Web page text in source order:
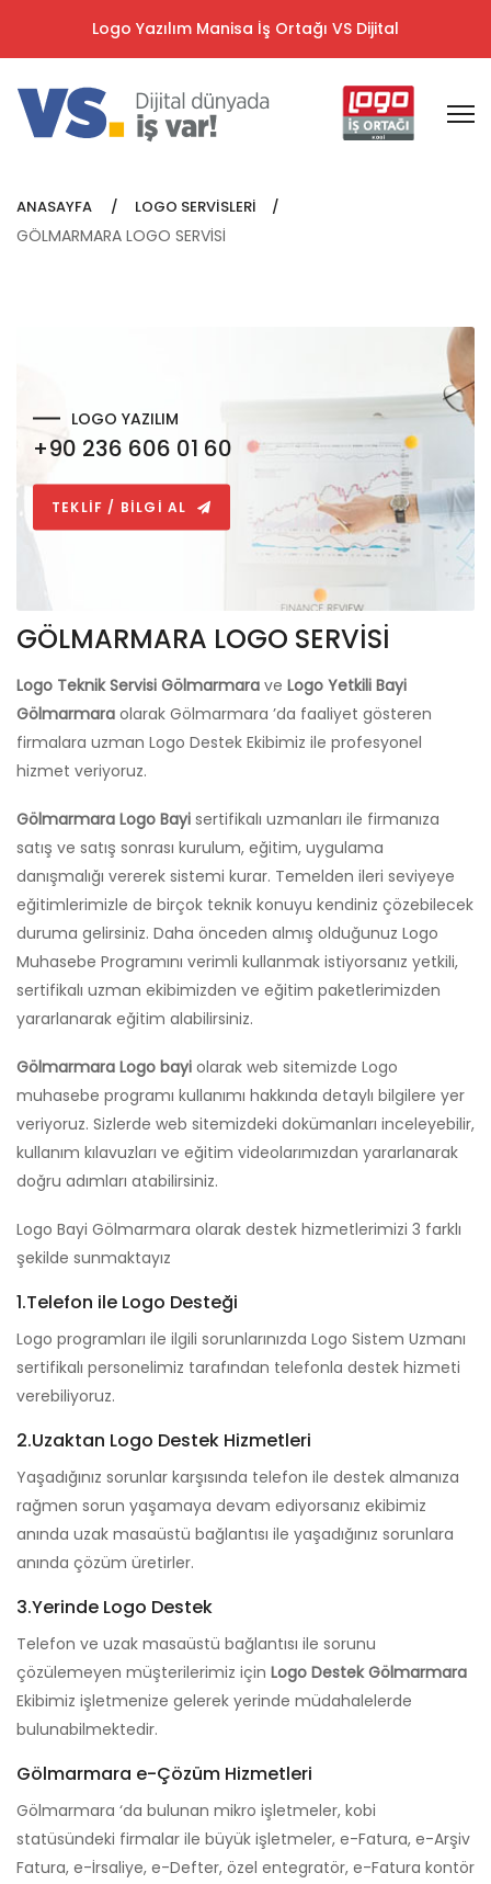
Logo Yazılım Manisa İş Ortağı VS Dijital
ANASAYFA LOGO SERVİSLERİ
GÖLMARMARA LOGO SERVİSİ
LOGO YAZILIM
+90 236 606 01 60
TEKLİF / BİLGİ AL
GÖLMARMARA LOGO SERVİSİ
Logo Teknik Servisi Gölmarmara ve Logo Yetkili Bayi
Gölmarmara olarak Gölmarmara ’da faaliyet gösteren
firmalara uzman Logo Destek Ekibimiz ile profesyonel
hizmet veriyoruz.
Gölmarmara Logo Bayi sertifikalı uzmanları ile firmanıza
satış ve satış sonrası kurulum, eğitim, uygulama
danışmalığı vererek sistemi kurar. Temelden ileri seviyeye
eğitimlerimizle de birçok teknik konuyu kendiniz çözebilecek
duruma gelirsiniz. Daha önceden almış olduğunuz Logo
Muhasebe Programını verimli kullanmak istiyorsanız yetkili,
sertifikalı uzman ekibimizden ve eğitim paketlerimizden
yararlanarak eğitim alabilirsiniz.
Gölmarmara Logo bayi olarak web sitemizde Logo
muhasebe programı kullanımı hakkında detaylı bilgilere yer
veriyoruz. Sizlerde web sitemizdeki dokümanları inceleyebilir,
kullanım kılavuzları ve eğitim videolarımızdan yararlanarak
doğru adımları atabilirsiniz.
Logo Bayi Gölmarmara olarak destek hizmetlerimizi 3 farklı
şekilde sunmaktayız
1.Telefon ile Logo Desteği
Logo programları ile ilgili sorunlarınızda Logo Sistem Uzmanı
sertifikalı personelimiz tarafından telefonla destek hizmeti
verebiliyoruz.
2.Uzaktan Logo Destek Hizmetleri
Yaşadığınız sorunlar karşısında telefon ile destek almanıza
rağmen sorun yaşamaya devam ediyorsanız ekibimiz
anında uzak masaüstü bağlantısı ile yaşadığınız sorunlara
anında çözüm üretirler.
3.Yerinde Logo Destek
Telefon ve uzak masaüstü bağlantısı ile sorunu
çözülemeyen müşterilerimiz için Logo Destek Gölmarmara
Ekibimiz işletmenize gelerek yerinde müdahalelerde
bulunabilmektedir.
Gölmarmara e-Çözüm Hizmetleri
Gölmarmara ‘da bulunan mikro işletmeler, kobi
statüsündeki firmalar ile büyük işletmeler, e-Fatura, e-Arşiv
Fatura, e-İrsaliye, e-Defter, özel entegratör, e-Fatura kontör